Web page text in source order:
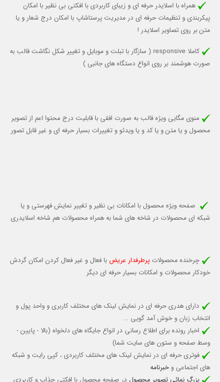
همراه با اسلایدر حرفه ای و زیبای کاربردی با افکتی بی نظیر با امکان
پیکربندی و تنظیمات حرفه ای در مدیریت پرستاشاپ با امکان درج شعار و یا
متن بر روی تصاویر اسلایدر !
کاملا responsive ( سازگار با تبلت و موبایل و تغییر شکل نگاشت قالب به
صورت هوشمند بر روی انواع دستگاه های جانبی )
منوی مگایی ویژه قالب به صورت افقی با قابلیت درج محتوا اعم از تصویر
محصول و یا متن و یا کد و یا ویدئو و تغییرات بسیار حرفه ای و غیر قابل تصور
صفحه ویژه محصول با امکانات بی نظیر و تغییر نمایش فهرستی و یا
شبکه ای محصولات در شاخه های شما به همراه محصولات هم شاخه اسلایدری
چرخنده محصولات پرطرفدار عریض با فعال و غیر فعال کردن امکان گردش
خودکار محصولات و امکانات بسیار حرفه ای دیگر
دارای هدری حرفه ای در نمایش لینک های مختلف کاربری و واحد پول و
انتخاب زبان و خوش آمد گویی ...
اخبار رونده برای اطلاع رسانی در انواع جایگاه های دلخواه (بالا - پایین -
وسط صفحه و ستون های سایت شما)
فوتری حرفه ای در نمایش لینک های مختلف کاربردی ، کپی رایت و شبکه
های اجتماعی و خبرنامه